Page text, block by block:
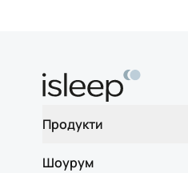
Продукти
Шоурум